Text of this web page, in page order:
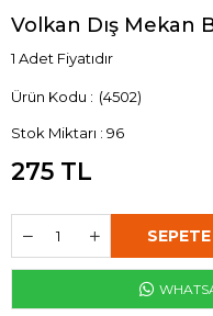
Volkan Dış Mekan
1 Adet Fiyatıdır
(4502)
Stok Miktarı : 96
275 TL